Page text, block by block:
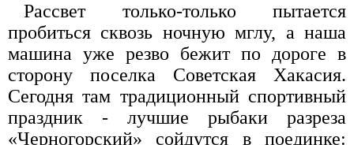
Рассвет только-только пытается
пробиться сквозь ночную мглу, а наша
машина уже резво бежит по дороге в
сторону поселка Советская Хакасия.
Сегодня там традиционный спортивный
праздник - лучшие рыбаки разреза
«Черногорский» сойдутся в поединке: